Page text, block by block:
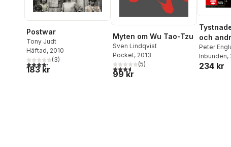
Postwar
Tony Judt
Häftad, 2010
4,3utav 5 stjärnor. Totalt antal röster:
(3)
183 kr
Myten om Wu Tao-Tzu
Sven Lindqvist
Pocket, 2013
3,6utav 5 stjärnor. Totalt antal röster:
(5)
99 kr
och
Peter
Inbunden,
234 kr